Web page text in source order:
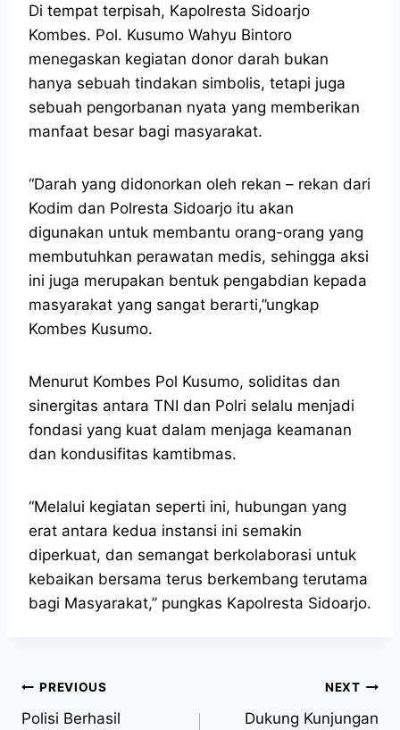
Di tempat terpisah, Kapolresta Sidoarjo
Kombes. Pol. Kusumo Wahyu Bintoro
menegaskan kegiatan donor darah bukan
hanya sebuah tindakan simbolis, tetapi juga
sebuah pengorbanan nyata yang memberikan
manfaat besar bagi masyarakat.
“Darah yang didonorkan oleh rekan – rekan dari
Kodim dan Polresta Sidoarjo itu akan
digunakan untuk membantu orang-orang yang
membutuhkan perawatan medis, sehingga aksi
ini juga merupakan bentuk pengabdian kepada
masyarakat yang sangat berarti,”ungkap
Kombes Kusumo.
Menurut Kombes Pol Kusumo, soliditas dan
sinergitas antara TNI dan Polri selalu menjadi
fondasi yang kuat dalam menjaga keamanan
dan kondusifitas kamtibmas.
“Melalui kegiatan seperti ini, hubungan yang
erat antara kedua instansi ini semakin
diperkuat, dan semangat berkolaborasi untuk
kebaikan bersama terus berkembang terutama
bagi Masyarakat,” pungkas Kapolresta Sidoarjo.
PREVIOUS
Polisi Berhasil
NEXT
Dukung Kunjungan